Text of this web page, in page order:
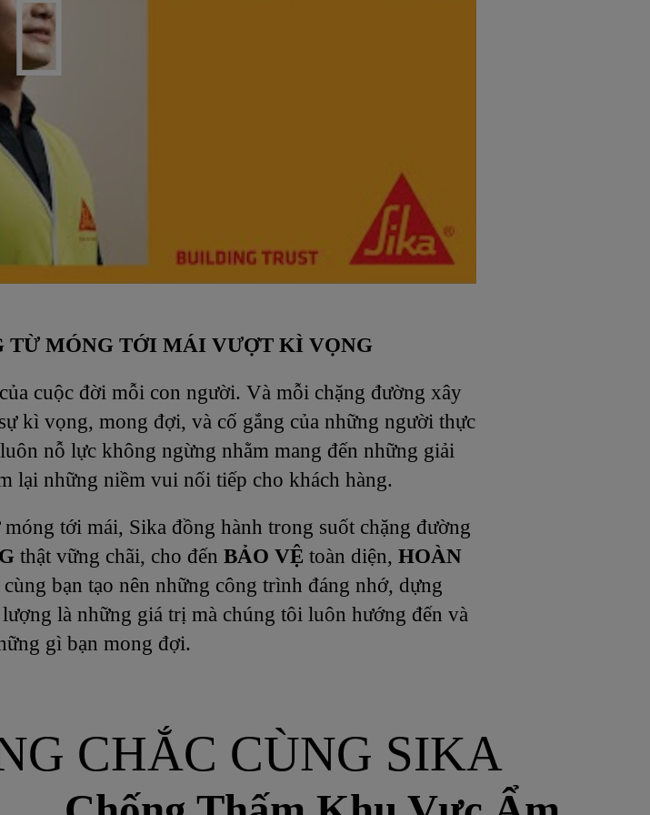
TỪ MÓNG TỚI MÁI VƯỢT KÌ VỌNG
cuộc đời mỗi con người. Và mỗi chặng đường xây
kì vọng, mong đợi, và cố gắng của những người thực
nỗ lực không ngừng nhằm mang đến những giải
lại những niềm vui nối tiếp cho khách hàng.
tới mái, Sika đồng hành trong suốt chặng đường
thật vững chãi, cho đến BẢO VỆ toàn diện, HOÀN
bạn tạo nên những công trình đáng nhớ, dựng
là những giá trị mà chúng tôi luôn hướng đến và
gì bạn mong đợi.
CHẮC CÙNG SIKA